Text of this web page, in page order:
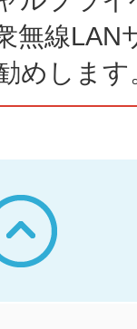
無線LAN
めします